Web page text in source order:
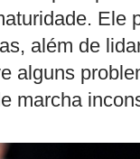
Ele
além de
alguns
marcha